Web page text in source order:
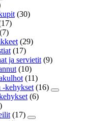
(30)
(7)
(29)
(17)
ja servietit (9)
(10)
(11)
-kehykset (16)
(6)
(17)